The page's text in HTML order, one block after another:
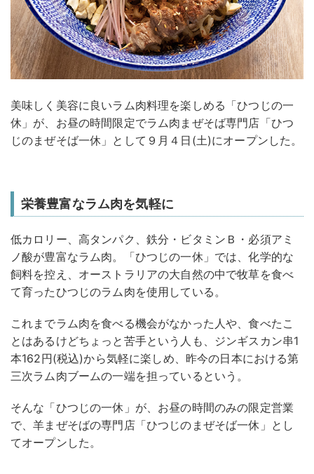
美味しく美容に良いラム肉料理を楽しめる「ひつじの一
休」が、お昼の時間限定でラム肉まぜそば専門店「ひつ
じのまぜそば一休」として９月４日(土)にオープンした。
栄養豊富なラム肉を気軽に
低カロリー、高タンパク、鉄分・ビタミンＢ・必須アミ
ノ酸が豊富なラム肉。「ひつじの一休」では、化学的な
飼料を控え、オーストラリアの大自然の中で牧草を食べ
て育ったひつじのラム肉を使用している。
これまでラム肉を食べる機会がなかった人や、食べたこ
とはあるけどちょっと苦手という人も、ジンギスカン串1
本162円(税込)から気軽に楽しめ、昨今の日本における第
三次ラム肉ブームの一端を担っているという。
そんな「ひつじの一休」が、お昼の時間のみの限定営業
で、羊まぜそばの専門店「ひつじのまぜそば一休」とし
てオープンした。